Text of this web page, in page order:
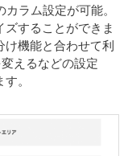
ラム設定が可能。
することができま
機能と合わせて利
えるなどの設定
。